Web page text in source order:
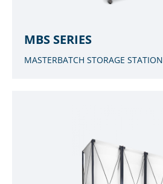
MBS SERIES
MASTERBATCH STORAGE STATION